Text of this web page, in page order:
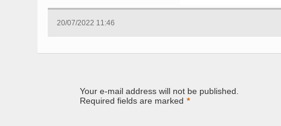
20/07/2022 11:46
Your e-mail address will not be published.
Required fields are marked *